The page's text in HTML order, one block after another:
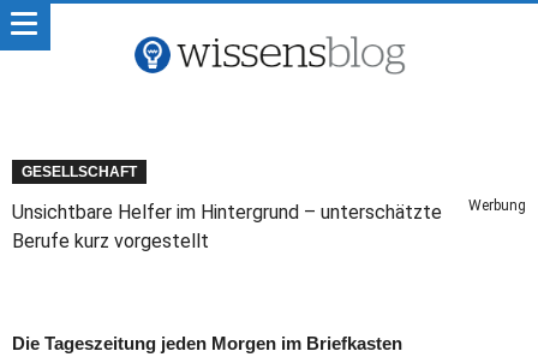
GESELLSCHAFT
Unsichtbare Helfer im Hintergrund – unterschätzte
Berufe kurz vorgestellt
Werbung
Die Tageszeitung jeden Morgen im Briefkasten